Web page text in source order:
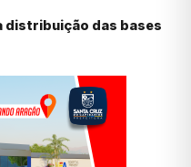
distribuição das bases